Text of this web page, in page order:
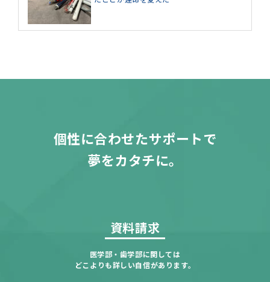
個性に合わせたサポートで
夢をカタチに。
資料請求
医学部・歯学部に関しては
どこよりも詳しい自信があります。